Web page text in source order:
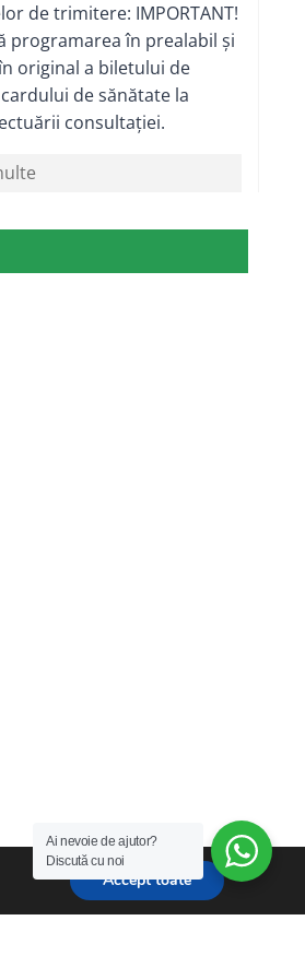
de trimitere: IMPORTANT!
programarea în prealabil și
original a biletului de
de sănătate la
consultației.
Accept toate
Ai nevoie de ajutor?
Discută cu noi